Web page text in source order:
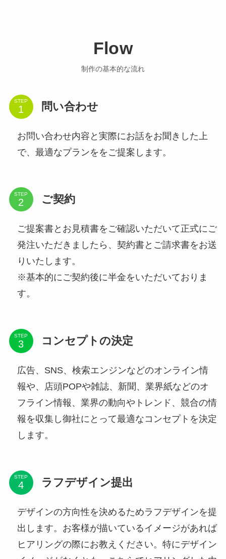
Flow
制作の基本的な流れ
STEP 問い合わせ
お問い合わせ内容と実際にお話をお聞きした上
で、最適なプランををご提案します。
STEP ご契約
ご提案書とお見積書をご確認いただいて正式にご
発注いただきましたら、契約書とご請求書をお送
りいたします。
※基本的にご契約後に半金をいただいておりま
す。
STEP コンセプトの決定
広告、SNS、検索エンジンなどのオンライン情
報や、店頭POPや雑誌、新聞、業界紙などのオ
フライン情報、業界の動向やトレンド、競合の情
報を収集し御社にとって最適なコンセプトを決定
します。
STEP ラフデザイン提出
デザインの方向性を決めるためラフデザインを提
出します。お客様が描いているイメージがあれば
ヒアリングの際にお教えください。特にデザイン